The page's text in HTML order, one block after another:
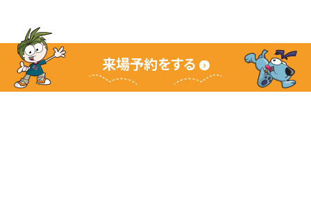
来場予約をする